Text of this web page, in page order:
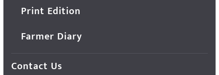
Print Edition
Farmer Diary
Contact Us